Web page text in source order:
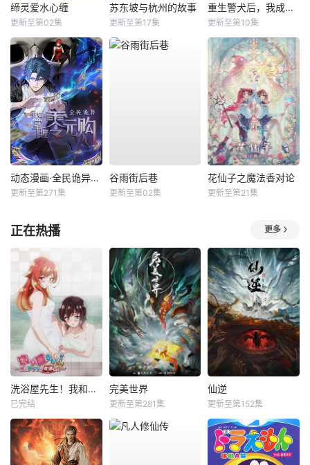
缔灵爱水心缠
更新至第02集
苏东坡与杭州的故事
更新至第17集
重生警犬后，我成了名侦探？
更新至第10集
动态漫画·全民诡异：开局掌握零元购
更新至第271集
谷雨街后巷
更新至第02集
花仙子之魔法香对论
更新至第21集
正在热播 更多
洗浴屋先生！我和那家伙在女浴池！？
已完结
完美世界
更新至第281集
仙逆
更新至第152集